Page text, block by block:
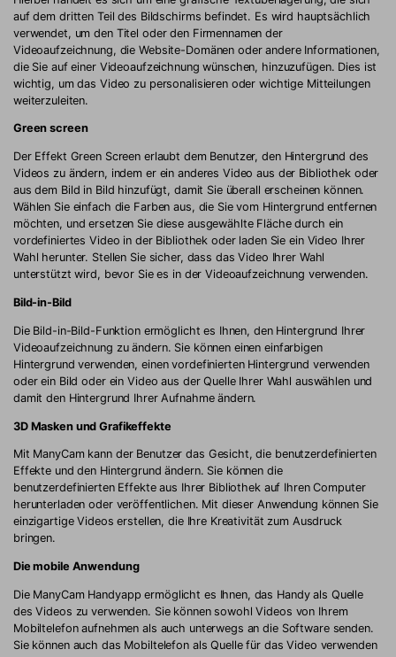
auf dem dritten Teil des Bildschirms befindet. Es wird hauptsächlich
verwendet, um den Titel oder den Firmennamen der
Videoaufzeichnung, die Website-Domänen oder andere Informationen,
die Sie auf einer Videoaufzeichnung wünschen, hinzuzufügen. Dies ist
wichtig, um das Video zu personalisieren oder wichtige Mitteilungen
weiterzuleiten.
Green screen
Der Effekt Green Screen erlaubt dem Benutzer, den Hintergrund des
Videos zu ändern, indem er ein anderes Video aus der Bibliothek oder
aus dem Bild in Bild hinzufügt, damit Sie überall erscheinen können.
Wählen Sie einfach die Farben aus, die Sie vom Hintergrund entfernen
möchten, und ersetzen Sie diese ausgewählte Fläche durch ein
vordefiniertes Video in der Bibliothek oder laden Sie ein Video Ihrer
Wahl herunter. Stellen Sie sicher, dass das Video Ihrer Wahl
unterstützt wird, bevor Sie es in der Videoaufzeichnung verwenden.
Bild-in-Bild
Die Bild-in-Bild-Funktion ermöglicht es Ihnen, den Hintergrund Ihrer
Videoaufzeichnung zu ändern. Sie können einen einfarbigen
Hintergrund verwenden, einen vordefinierten Hintergrund verwenden
oder ein Bild oder ein Video aus der Quelle Ihrer Wahl auswählen und
damit den Hintergrund Ihrer Aufnahme ändern.
3D Masken und Grafikeffekte
Mit ManyCam kann der Benutzer das Gesicht, die benutzerdefinierten
Effekte und den Hintergrund ändern. Sie können die
benutzerdefinierten Effekte aus Ihrer Bibliothek auf Ihren Computer
herunterladen oder veröffentlichen. Mit dieser Anwendung können Sie
einzigartige Videos erstellen, die Ihre Kreativität zum Ausdruck
bringen.
Die mobile Anwendung
Die ManyCam Handyapp ermöglicht es Ihnen, das Handy als Quelle
des Videos zu verwenden. Sie können sowohl Videos von Ihrem
Mobiltelefon aufnehmen als auch unterwegs an die Software senden.
Sie können auch das Mobiltelefon als Quelle für das Video verwenden